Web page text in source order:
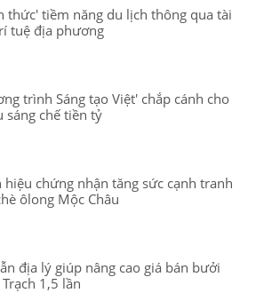
thức' tiềm năng du lịch thông qua tài
tuệ địa phương
trình Sáng tạo Việt' chắp cánh cho
sáng chế tiền tỷ
hiệu chứng nhận tăng sức cạnh tranh
ôlong Mộc Châu
địa lý giúp nâng cao giá bán bưởi
1,5 lần